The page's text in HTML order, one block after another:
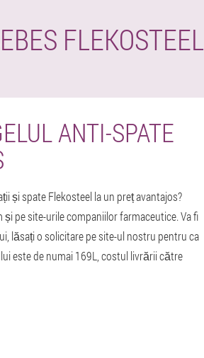
FLEKOSTEEL
ANTI-SPATE
și spate Flekosteel la un preț avantajos?
pe site-urile companiilor farmaceutice. Va fi
lăsați o solicitare pe site-ul nostru pentru ca
este de numai 169L, costul livrării către